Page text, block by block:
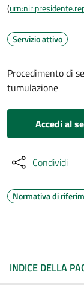
(
Servizio attivo
Procedimento di
tumulazione
Accedi al
Condividi
Normativa di
INDICE DELLA